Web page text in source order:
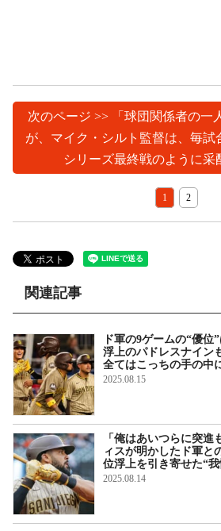
次のページ >> 「球団関係者の一
が、マイク・シルト監督は、毎試
シリーズ最終戦のように采
1 2
関連記事
ド軍の9ゲームの“優
浮上のパドレスナイン
全てはこっちの手の中
2025.08.15
「俺はあいつらに突
ィスが明かしたド軍
位浮上を引き寄せた“
2025.08.14